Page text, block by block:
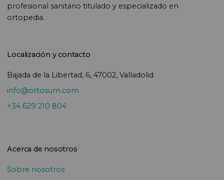
profesional sanitario titulado y especializado en
ortopedia.
Localización y contacto
Bajada de la Libertad, 6, 47002, Valladolid.
info@ortosum.com
+34 629 210 804
Acerca de nosotros
Sobre nosotros